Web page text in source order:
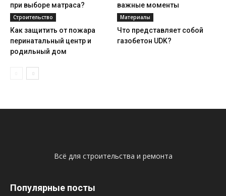
при выборе матраса?
важные моменты
Строительство
Как защитить от пожара
перинатальный центр и
родильный дом
Материалы
Что представляет собой
газобетон UDK?
Всё для строительства и ремонта
Популярные посты